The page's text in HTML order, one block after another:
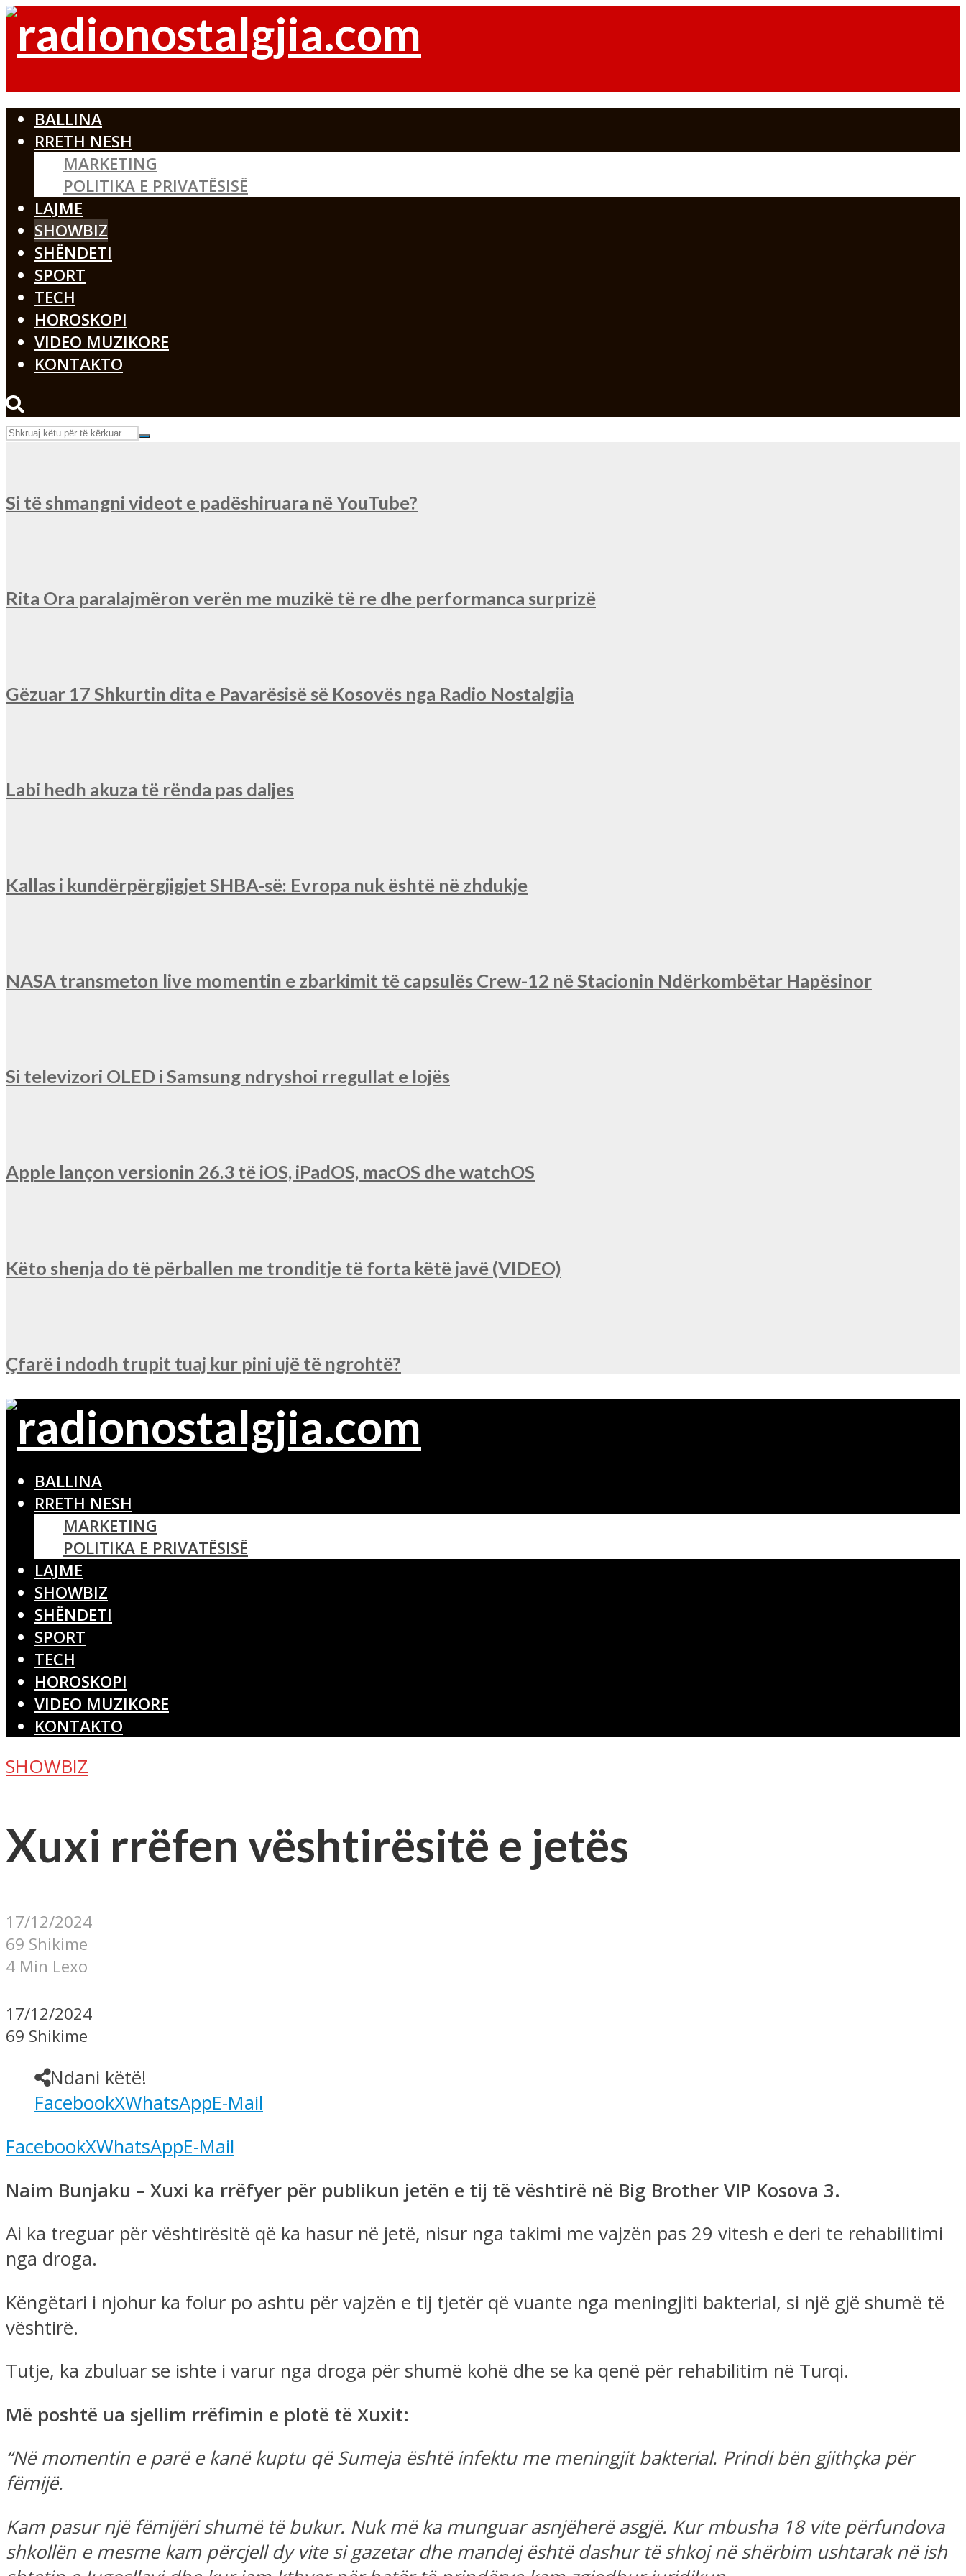
BALLINA
RRETH NESH
MARKETING
POLITIKA E PRIVATËSISË
LAJME
SHOWBIZ
SHËNDETI
SPORT
TECH
HOROSKOPI
VIDEO MUZIKORE
KONTAKTO
Si të shmangni videot e padëshiruara në YouTube?
Rita Ora paralajmëron verën me muzikë të re dhe performanca surprizë
Gëzuar 17 Shkurtin dita e Pavarësisë së Kosovës nga Radio Nostalgjia
Labi hedh akuza të rënda pas daljes
Kallas i kundërpërgjigjet SHBA-së: Evropa nuk është në zhdukje
NASA transmeton live momentin e zbarkimit të capsulës Crew-12 në Stacionin Ndërkombëtar Hapësinor
Si televizori OLED i Samsung ndryshoi rregullat e lojës
Apple lançon versionin 26.3 të iOS, iPadOS, macOS dhe watchOS
Këto shenja do të përballen me tronditje të forta këtë javë (VIDEO)
Çfarë i ndodh trupit tuaj kur pini ujë të ngrohtë?
BALLINA
RRETH NESH
MARKETING
POLITIKA E PRIVATËSISË
LAJME
SHOWBIZ
SHËNDETI
SPORT
TECH
HOROSKOPI
VIDEO MUZIKORE
KONTAKTO
SHOWBIZ
Xuxi rrëfen vështirësitë e jetës
17/12/2024
69 Shikime
4 Min Lexo
17/12/2024
69 Shikime
Ndani këtë!
FacebookXWhatsAppE-Mail
FacebookXWhatsAppE-Mail
Naim Bunjaku – Xuxi ka rrëfyer për publikun jetën e tij të vështirë në Big Brother VIP Kosova 3.
Ai ka treguar për vështirësitë që ka hasur në jetë, nisur nga takimi me vajzën pas 29 vitesh e deri te rehabilitimi
nga droga.
Këngëtari i njohur ka folur po ashtu për vajzën e tij tjetër që vuante nga meningjiti bakterial, si një gjë shumë të
vështirë.
Tutje, ka zbuluar se ishte i varur nga droga për shumë kohë dhe se ka qenë për rehabilitim në Turqi.
Më poshtë ua sjellim rrëfimin e plotë të Xuxit:
“Në momentin e parë e kanë kuptu që Sumeja është infektu me meningjit bakterial. Prindi bën gjithçka për
fëmijë.
Kam pasur një fëmijëri shumë të bukur. Nuk më ka munguar asnjëherë asgjë. Kur mbusha 18 vite përfundova
shkollën e mesme kam përcjell dy vite si gazetar dhe mandej është dashur të shkoj në shërbim ushtarak në ish